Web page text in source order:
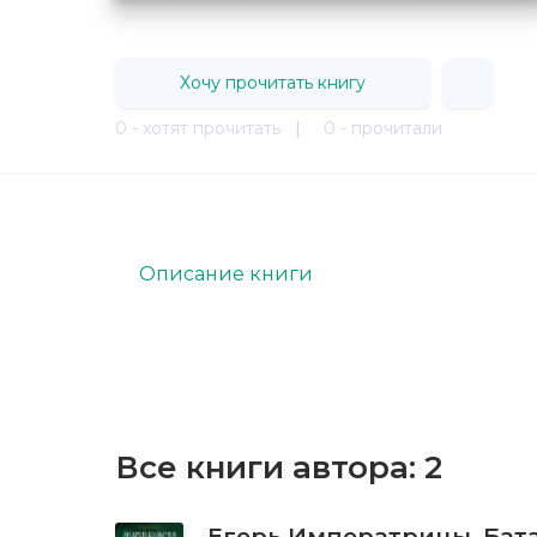
Хочу прочитать книгу
0 - хотят прочитать | 0 - прочитали
Описание книги
Все книги автора: 2